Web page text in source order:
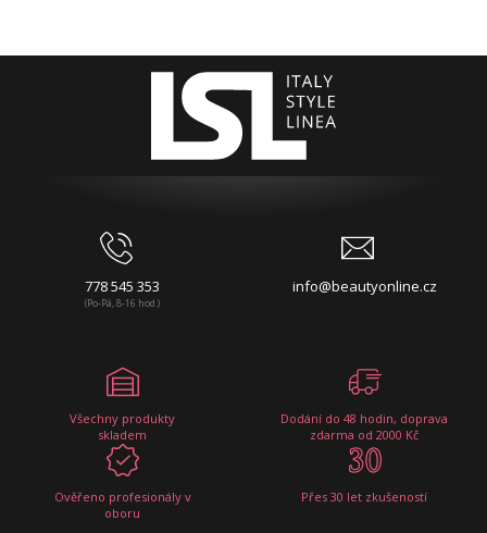
778 545 353
(Po-Pá, 8-16 hod.)
info@beautyonline.cz
Všechny produkty
skladem
Dodání do 48 hodin, doprava
zdarma od 2000 Kč
Ověřeno profesionály v
oboru
Přes 30 let zkušeností